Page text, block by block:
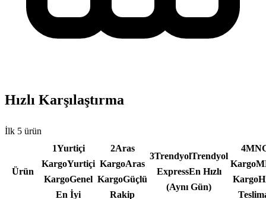
Hızlı Karşılaştırma
İlk 5 ürün
Ürün
1Yurtiçi
KargoYurtiçi
KargoGenel
En İyi
2Aras
KargoAras
KargoGüçlü
Rakip
3TrendyolTrendyol
ExpressEn Hızlı
(Aynı Gün)
4
Kargo
Kargo